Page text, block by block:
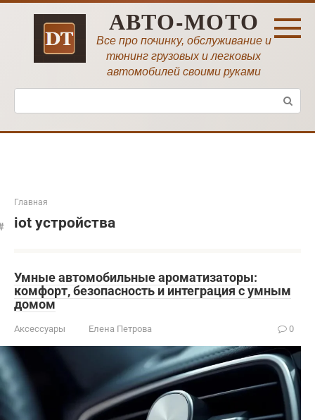
Перейти
АВТО-МОТО
Все про починку, обслуживание и
тюнинг грузовых и легковых
автомобилей своими руками
Поиск:
Главная
iot устройства
Умные автомобильные ароматизаторы:
комфорт, безопасность и интеграция с умным
домом
Аксессуары Елена Петрова 0